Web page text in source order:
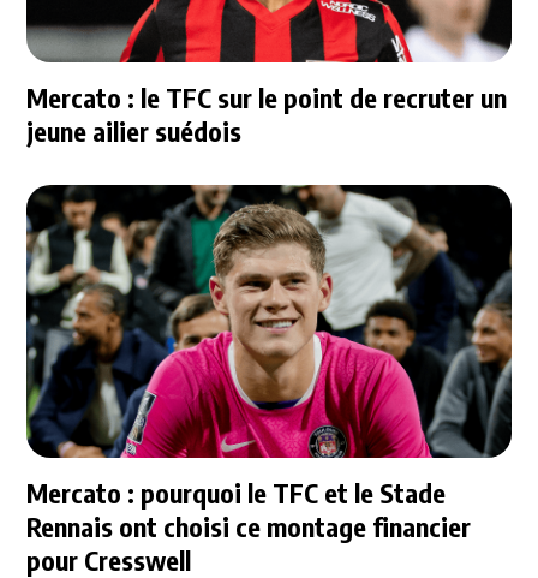
Mercato : le TFC sur le point de recruter un
jeune ailier suédois
Mercato : pourquoi le TFC et le Stade
Rennais ont choisi ce montage financier
pour Cresswell